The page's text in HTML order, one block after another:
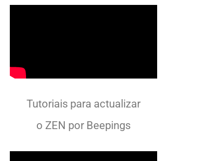
Tutoriais para actualizar
o ZEN por Beepings